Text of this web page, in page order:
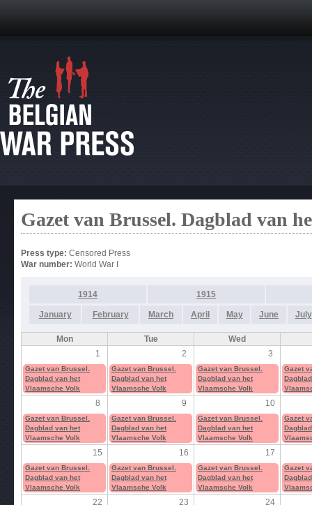
Gazet van Brussel. Dagblad van
Press type: Censored Press
War number: World War I
1914 1915
January February March April May June July
Mon Tue
Wed
1
2 3
Gazet van Brussel.
Dagblad van het
Vlaamsche Volk
Gazet van Brussel.
Dagblad van het
Vlaamsche Volk
Gazet van Brussel.
Dagblad van het
Vlaamsche Volk
Gazet
8 9 10
Gazet van Brussel.
Dagblad van het
Vlaamsche Volk
Gazet van Brussel.
Dagblad van het
Vlaamsche Volk
Gazet van Brussel.
Dagblad van het
Vlaamsche Volk
Gazet
15 16 17
Gazet van Brussel.
Dagblad van het
Vlaamsche Volk
Gazet van Brussel.
Dagblad van het
Vlaamsche Volk
Gazet van Brussel.
Dagblad van het
Vlaamsche Volk
Gazet
22 23 24